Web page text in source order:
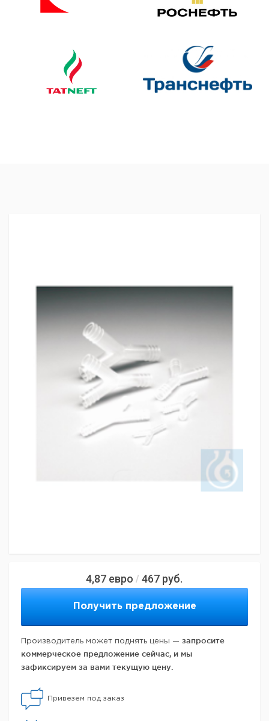
4,87 евро / 467 руб.
Получить предложение
Производитель может поднять цены — запросите
коммерческое предложение сейчас, и мы
зафиксируем за вами текущую цену.
Привезем под заказ